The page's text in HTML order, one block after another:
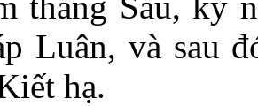
Luân, và sau
hạ.